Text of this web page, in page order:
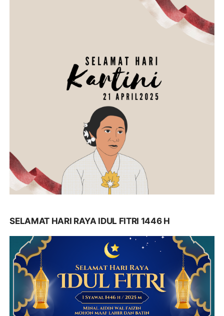
SELAMAT HARI RAYA IDUL FITRI 1446 H